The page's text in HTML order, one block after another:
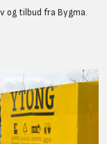
og tilbud fra Bygma.